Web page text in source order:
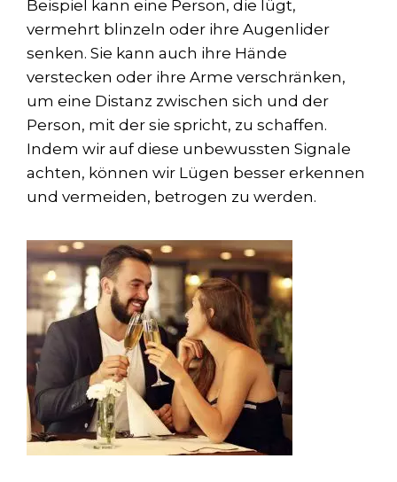
Beispiel kann eine Person, die lügt,
vermehrt blinzeln oder ihre Augenlider
senken. Sie kann auch ihre Hände
verstecken oder ihre Arme verschränken,
um eine Distanz zwischen sich und der
Person, mit der sie spricht, zu schaffen.
Indem wir auf diese unbewussten Signale
achten, können wir Lügen besser erkennen
und vermeiden, betrogen zu werden.